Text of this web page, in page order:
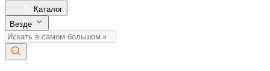
Каталог
Везде